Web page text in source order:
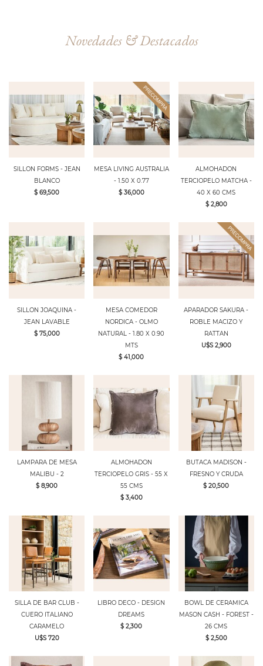
Novedades & Destacados
SILLON FORMS - JEAN
BLANCO
$ 69,500
MESA LIVING AUSTRALIA
- 1.50 X 0.77
$ 36,000
ALMOHADON
TERCIOPELO MATCHA -
40 X 60 CMS
$ 2,800
SILLON JOAQUINA -
JEAN LAVABLE
$ 75,000
MESA COMEDOR
NORDICA - OLMO
NATURAL - 1.80 X 0.90
MTS
$ 41,000
APARADOR SAKURA -
ROBLE MACIZO Y
RATTAN
U$S 2,900
LAMPARA DE MESA
MALIBU - 2
$ 8,900
ALMOHADON
TERCIOPELO GRIS - 55 X
55 CMS
$ 3,400
BUTACA MADISON -
FRESNO Y CRUDA
$ 20,500
SILLA DE BAR CLUB -
CUERO ITALIANO
CARAMELO
U$S 720
LIBRO DECO - DESIGN
DREAMS
$ 2,300
BOWL DE CERAMICA
MASON CASH - FOREST -
26 CMS
$ 2,500